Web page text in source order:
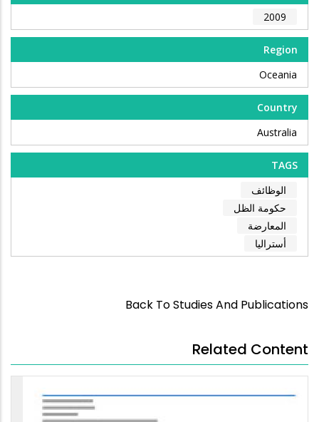
2009
Region
Oceania
Country
Australia
TAGS
الوظائف
حكومة الظل
المعارضة
أستراليا
Back To Studies And Publications
Related Content